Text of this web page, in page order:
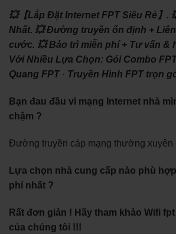
💥【Lắp Đặt Internet FPT Siêu Rẻ】.
Nhất. 💥 Đường truyền ổn định +
cước. 💥 Bảo trì miễn phí + Tư vấn &
Với Nhiều Lựa Chọn: ‎Gói Combo
Quang FPT · ‎Truyền Hình FPT trọn
Bạn đau đầu vì mạng Internet nhà
chậm ?
Đường truyền cáp mạng thường xuyên
Lựa chọn nhà cung cấp nào phù
phí nhất ?
Rất đơn giản ! Hãy tham khảo Wifi
của chúng tôi !!!